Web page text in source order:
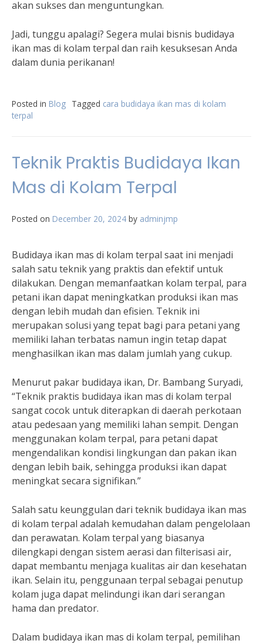
akan sukses dan menguntungkan.
Jadi, tunggu apalagi? Segera mulai bisnis budidaya
ikan mas di kolam terpal dan raih kesuksesan Anda
dalam dunia perikanan!
Posted in Blog Tagged cara budidaya ikan mas di kolam
terpal
Teknik Praktis Budidaya Ikan
Mas di Kolam Terpal
Posted on December 20, 2024 by adminjmp
Budidaya ikan mas di kolam terpal saat ini menjadi
salah satu teknik yang praktis dan efektif untuk
dilakukan. Dengan memanfaatkan kolam terpal, para
petani ikan dapat meningkatkan produksi ikan mas
dengan lebih mudah dan efisien. Teknik ini
merupakan solusi yang tepat bagi para petani yang
memiliki lahan terbatas namun ingin tetap dapat
menghasilkan ikan mas dalam jumlah yang cukup.
Menurut pakar budidaya ikan, Dr. Bambang Suryadi,
“Teknik praktis budidaya ikan mas di kolam terpal
sangat cocok untuk diterapkan di daerah perkotaan
atau pedesaan yang memiliki lahan sempit. Dengan
menggunakan kolam terpal, para petani dapat
mengendalikan kondisi lingkungan dan pakan ikan
dengan lebih baik, sehingga produksi ikan dapat
meningkat secara signifikan.”
Salah satu keunggulan dari teknik budidaya ikan mas
di kolam terpal adalah kemudahan dalam pengelolaan
dan perawatan. Kolam terpal yang biasanya
dilengkapi dengan sistem aerasi dan filterisasi air,
dapat membantu menjaga kualitas air dan kesehatan
ikan. Selain itu, penggunaan terpal sebagai penutup
kolam juga dapat melindungi ikan dari serangan
hama dan predator.
Dalam budidaya ikan mas di kolam terpal, pemilihan